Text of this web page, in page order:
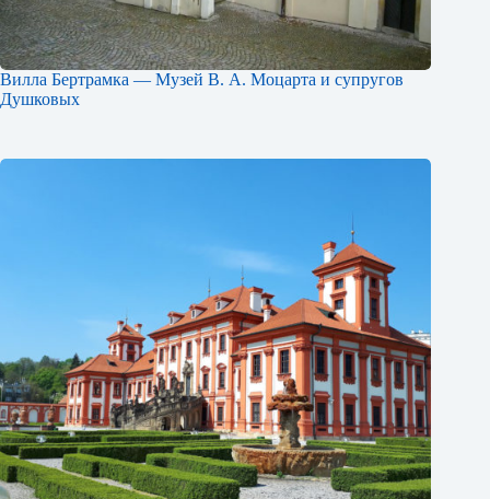
Вилла Бертрамка — Музей В. А. Моцарта и супругов
Душковых